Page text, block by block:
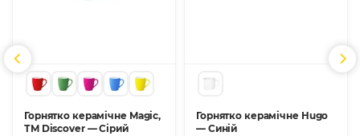
Горнятко керамічне Magic,
ТМ Discover — Сірий
Горнятко керамічне Hugo
— Синій